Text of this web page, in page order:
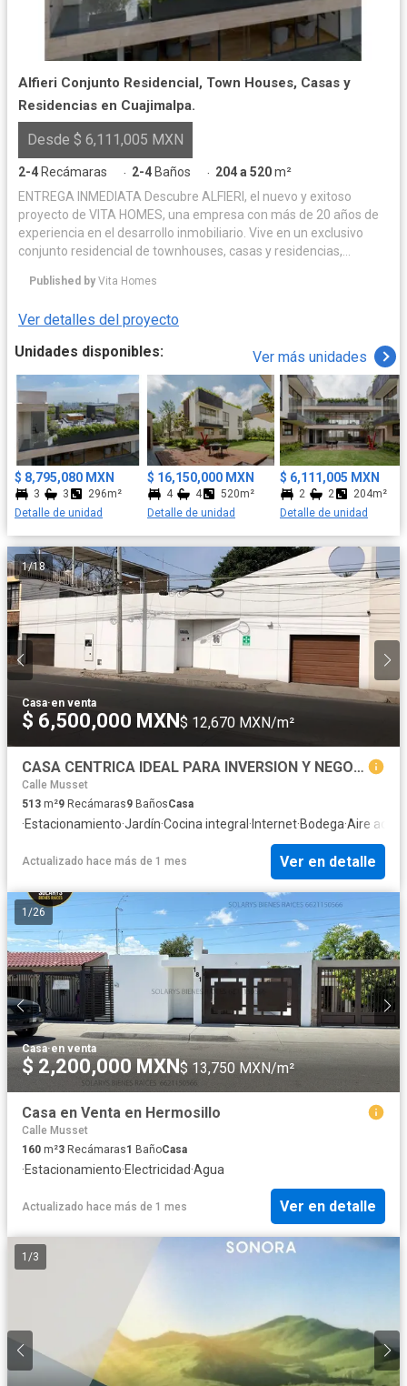
Alfieri Conjunto Residencial, Town Houses, Casas y
Residencias en Cuajimalpa.
Desde $ 6,111,005 MXN
2-4 Recámaras · 2-4 Baños · 204 a 520m²
ENTREGA INMEDIATA Descubre ALFIERI, el nuevo y exitoso
proyecto de VITA HOMES, una empresa con más de 20 años de
experiencia en el desarrollo inmobiliario. Vive en un exclusivo
conjunto residencial de townhouses, casas y residencias,
DISPONIBLES CARACTERÍSTICAS: - Superficies desde 100 hasta
Opciones con balcón, roof garden y/o terraza privada. - Cuarto
de servicio y área de lavado. - Bodega. - Estacionamiento para 2,
3, 4 o hasta 6 vehículos. AMENIDADES DE LUJO: - Gimnasio
equipado. - Alberca. - Salón de adultos. - Yoga Center. -Ludoteca
- Roof Top con jacuzzi. - Jardín central y zona de paseo.
SEGURIDAD: - Control de acceso. - Vigilancia 24/7. - Circuito
cerrado de televisión. Entrega Inmediata. ¡Visítanos, no pierdas
esta oportunidad de vivir en el lugar de tus sueños!
Published by Vita Homes
Ver detalles del proyecto
Unidades disponibles:
Ver más unidades
$ 8,795,080 MXN
3 3
296m²
Detalle de unidad
$ 16,150,000 MXN
4 4
520m²
Detalle de unidad
$ 6,111,005 MXN
2 2
204m²
Detalle de unidad
1/18
Casa·en venta
$ 6,500,000 MXN $ 12,670 MXN/m²
CASA CENTRICA IDEAL PARA INVERSION Y NEGOCIO. COLONIA CENTRO
Calle Musset
513 m²9 Recámaras9 BañosCasa
·Estacionamiento·Jardín·Cocina integral · Internet·Bodega·Aire
Actualizado hace más de 1 mes Ver en detalle
1 /26
Casa·en venta
$ 2,200,000 MXN$ 13,750 MXN/m²
Casa en Venta en Hermosillo
Calle Musset
160 m²3 Recámaras1 BañoCasa
·Estacionamiento·Electricidad·Agua
Actualizado hace más de 1 mes Ver en detalle
1 /3